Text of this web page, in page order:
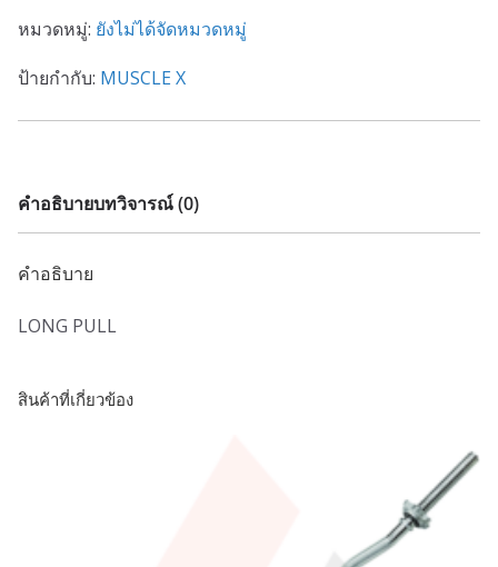
หมวดหมู่: ยังไม่ได้จัดหมวดหมู่
ป้ายกำกับ: MUSCLE X
คำอธิบายบทวิจารณ์ (0)
คำอธิบาย
LONG PULL
สินค้าที่เกี่ยวข้อง